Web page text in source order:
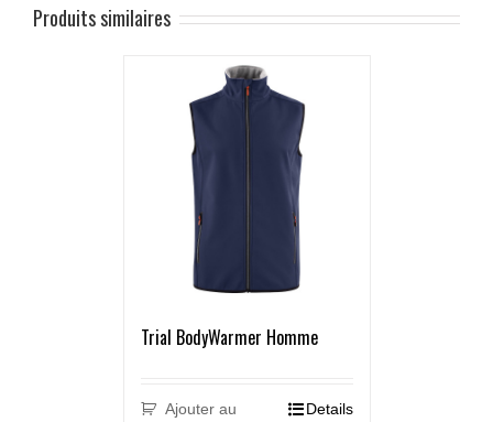
Produits similaires
Trial BodyWarmer Homme
Ajouter au
Details